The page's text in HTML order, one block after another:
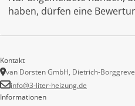
haben, dürfen eine
Informationen
Kontakt
van Dorsten GmbH, Dietrich-
info@3-liter-heizung.de